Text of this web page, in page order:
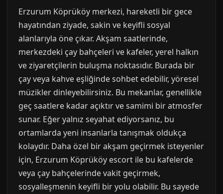
Erzurum Köprüköy merkezi, hareketli bir gece
hayatından ziyade, sakin ve keyifli sosyal
alanlarıyla öne çıkar. Akşam saatlerinde,
merkezdeki çay bahçeleri ve kafeler, yerel halkın
ve ziyaretçilerin buluşma noktasıdır. Burada bir
çay veya kahve eşliğinde sohbet edebilir, yöresel
müzikler dinleyebilirsiniz. Bu mekanlar, genellikle
geç saatlere kadar açıktır ve samimi bir atmosfer
sunar. Eğer yalnız seyahat ediyorsanız, bu
ortamlarda yeni insanlarla tanışmak oldukça
kolaydır. Daha özel bir akşam geçirmek isteyenler
için, Erzurum Köprüköy escort ile bu kafelerde
veya çay bahçelerinde vakit geçirmek,
sosyalleşmenin keyifli bir yolu olabilir. Bu sayede